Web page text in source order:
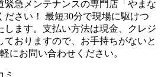
緊急メンテナンスの専門店「やまな
ださい！ 最短30分で現場に駆けつ
します。支払い方法は現金、クレジ
ておりますので、お手持ちがないと
にお問い合わせください。